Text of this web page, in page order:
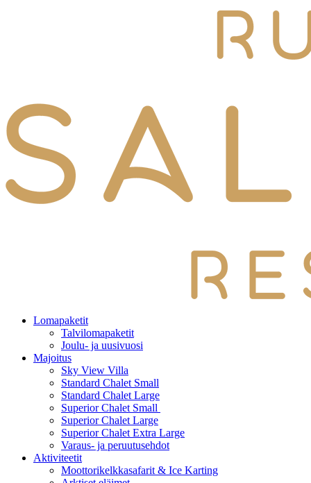
Lomapaketit
Talvilomapaketit
Joulu- ja uusivuosi
Majoitus
Sky View Villa
Standard Chalet Small
Standard Chalet Large
Superior Chalet Small
Superior Chalet Large
Superior Chalet Extra Large
Varaus- ja peruutusehdot
Aktiviteetit
Moottorikelkkasafarit & Ice Karting